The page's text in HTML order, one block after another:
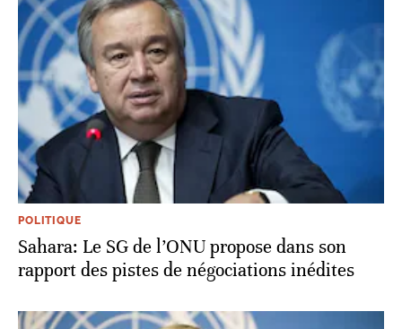
POLITIQUE
Sahara: Le SG de l’ONU propose dans son
rapport des pistes de négociations inédites